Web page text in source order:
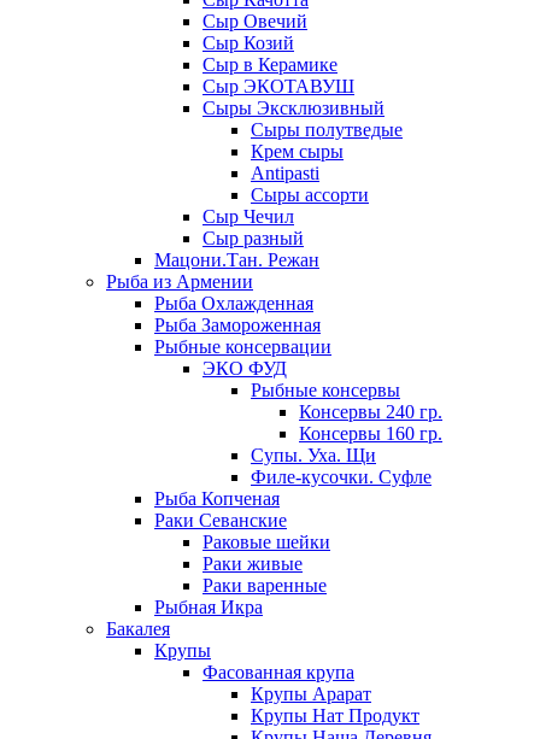
Сыр Овечий
Сыр Козий
Сыр в Керамике
Сыр ЭКОТАВУШ
Сыры Эксклюзивный
Сыры полутведые
Крем сыры
Antipasti
Сыры ассорти
Сыр Чечил
Сыр разный
Мацони.Тан. Режан
Рыба из Армении
Рыба Охлажденная
Рыба Замороженная
Рыбные консервации
ЭКО ФУД
Рыбные консервы
Консервы 240 гр.
Консервы 160 гр.
Супы. Уха. Щи
Филе-кусочки. Суфле
Рыба Копченая
Раки Севанские
Раковые шейки
Раки живые
Раки варенные
Рыбная Икра
Бакалея
Крупы
Фасованная крупа
Крупы Арарат
Крупы Нат Продукт